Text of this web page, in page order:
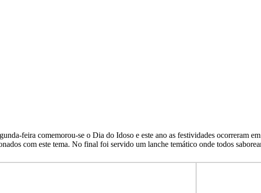
feira comemorou-se o Dia do Idoso e este ano as festividades ocorreram
com este tema. No final foi servido um lanche temático onde todos